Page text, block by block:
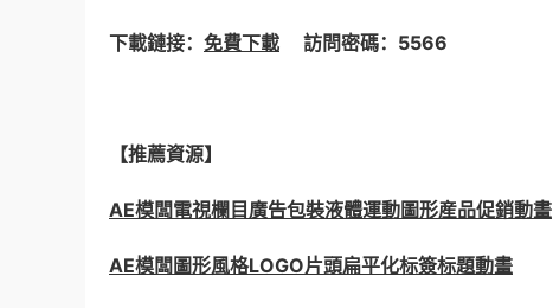
下載鏈接： 免費下載 訪問密碼：5566
【推薦資源】
AE模闆電視欄目廣告包裝液體運動圖形産品促銷動畫
AE模闆圖形風格LOGO片頭扁平化标簽标題動畫